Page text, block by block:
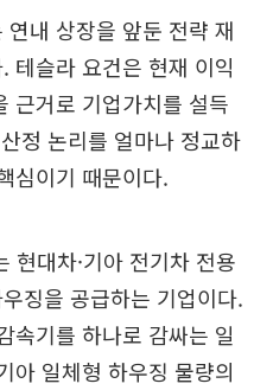
내 상장을 앞둔 전략 재
테슬라 요건은 현재 이익
근거로 기업가치를 설득
정 논리를 얼마나 정교하
심이기 때문이다.
현대차·기아 전기차 전용
징을 공급하는 기업이다.
속기를 하나로 감싸는 일
아 일체형 하우징 물량의